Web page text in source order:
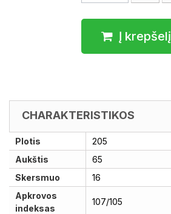
Į krepšelį
CHARAKTERISTIKOS
Plotis
205
Aukštis
65
Skersmuo
16
Apkrovos
indeksas
107/105